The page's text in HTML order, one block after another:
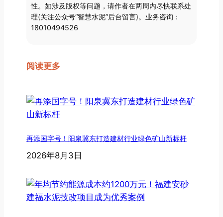
性。如涉及版权等问题，请作者在两周内尽快联系处
理(关注公众号“智慧水泥”后台留言)。业务咨询：
18010494526
阅读更多
再添国字号！阳泉冀东打造建材行业绿色矿山新标杆
2026年8月3日